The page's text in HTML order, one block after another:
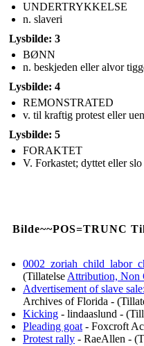
UNDERTRYKKELSE
n. slaveri
Lysbilde: 3
BØNN
n. beskjeden eller alvor
Lysbilde: 4
REMONSTRATED
v. til kraftig protest eller
Lysbilde: 5
FORAKTET
V. Forkastet; dyttet eller
Bilde~~POS=TRUNC
(Tillatelse Attribution, Non
Advertisement of slave
Archives of Florida -
Kicking - lindaaslund -
Pleading goat - Foxcroft
Protest rally - RaeAllen -